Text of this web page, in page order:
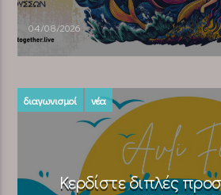
04/08/2026
διαγωνισμοί νέα
Κερδίστε διπλές